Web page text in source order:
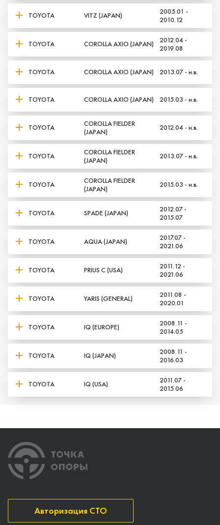
TOYOTA VITZ (JAPAN)
2005.01 -
2010.12
TOYOTA COROLLA AXIO (JAPAN)
2012.04 -
2019.08
TOYOTA COROLLA AXIO (JAPAN) 2013.07 - н.в.
TOYOTA COROLLA AXIO (JAPAN) 2015.03 - н.в.
TOYOTA
COROLLA FIELDER
(JAPAN)
2012.04 - н.в.
TOYOTA
COROLLA FIELDER
(JAPAN)
2013.07 - н.в.
TOYOTA
COROLLA FIELDER
(JAPAN)
2015.03 - н.в.
TOYOTA SPADE (JAPAN)
2012.07 -
2015.07
TOYOTA AQUA (JAPAN)
2017.07 -
2021.06
TOYOTA PRIUS C (USA)
2011.12 -
2021.06
TOYOTA YARIS (GENERAL)
2011.08 -
2020.01
TOYOTA IQ (EUROPE)
2008.11 -
2014.05
TOYOTA IQ (JAPAN)
2008.11 -
2016.03
TOYOTA IQ (USA)
2011.07 -
2015.06
Авторизация СТО